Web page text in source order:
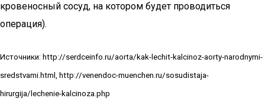
кровеносный сосуд, на котором будет проводиться
операция).
Источники: http://serdceinfo.ru/aorta/kak-lechit-kalcinoz-aorty-narodnymi-
sredstvami.html, http://venendoc-muenchen.ru/sosudistaja-
hirurgija/lechenie-kalcinoza.php